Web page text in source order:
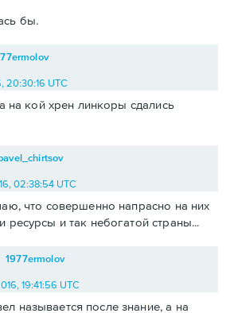
бы.
20:30:16 UTC
на кой хрен линкоры сдались
02:38:54 UTC
что совершенно напрасно на них
ресурсы и так небогатой страны...
1977ermolov
19:41:56 UTC
называется после знание, а на